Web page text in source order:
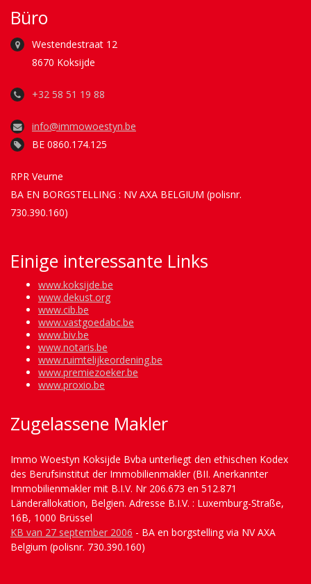
Büro
Westendestraat 12
8670 Koksijde
+32 58 51 19 88
info@immowoestyn.be
BE 0860.174.125
RPR Veurne
BA EN BORGSTELLING : NV AXA BELGIUM (polisnr.
730.390.160)
Einige interessante Links
www.koksijde.be
www.dekust.org
www.cib.be
www.vastgoedabc.be
www.biv.be
www.notaris.be
www.ruimtelijkeordening.be
www.premiezoeker.be
www.proxio.be
Zugelassene Makler
Immo Woestyn Koksijde Bvba unterliegt den ethischen Kodex
des Berufsinstitut der Immobilienmakler (BII. Anerkannter
Immobilienmakler mit B.I.V. Nr 206.673 en 512.871
Länderallokation, Belgien. Adresse B.I.V. : Luxemburg-Straße,
16B, 1000 Brüssel
KB van 27 september 2006 - BA en borgstelling via NV AXA
Belgium (polisnr. 730.390.160)